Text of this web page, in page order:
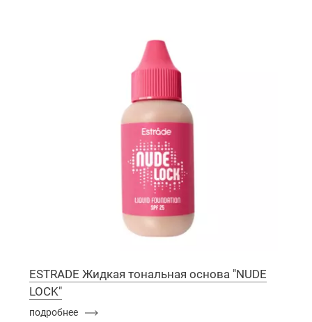
ESTRADE Жидкая тональная основа "NUDE
LOCK"
подробнее